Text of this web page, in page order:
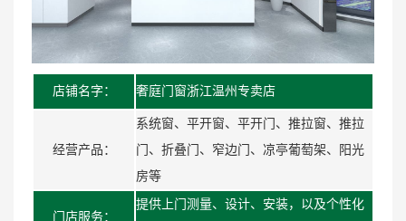
店铺名字： 奢庭门窗浙江温州专卖店
经营产品：
系统窗、平开窗、平开门、推拉窗、推拉
门、折叠门、窄边门、凉亭葡萄架、阳光
房等
门店服务：
提供上门测量、设计、安装，以及个性化